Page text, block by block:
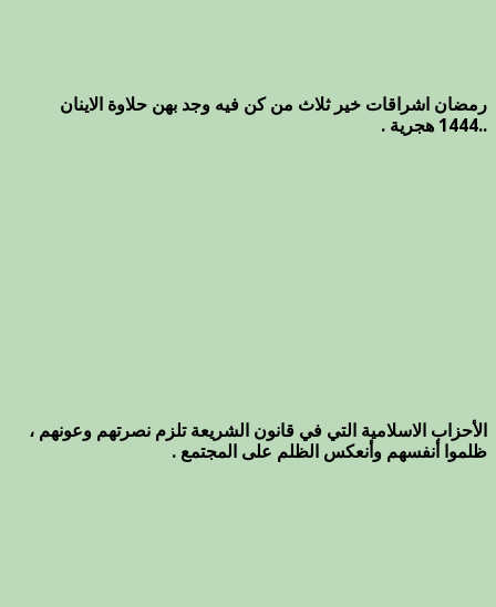
رمضان اشراقات خير ثلاث من كن فيه وجد بهن حلاوة الاينان
..1444 هجرية .
الأحزاب الاسلامية التي في قانون الشريعة تلزم نصرتهم وعونهم ،
ظلموا أنفسهم وأنعكس الظلم على المجتمع .